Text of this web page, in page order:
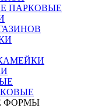
ПАРКОВЫЕ
ФОРМЫ